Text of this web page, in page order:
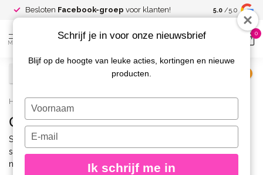
Besloten Facebook-groep voor klanten! Spaar voor
kortingen
5.0 /5.0
MENU
0
Home / Merken / Staleks Pro / Cuticle Nippers
Cuticle Nippers
Staleks Pro – Cuticle Nippers – professioneel afgewerkt,
superscherp en ontworpen voor precies en gecontroleerd
nagelriemknippen.
Schrijf je in voor onze nieuwsbrief
Blijf op de hoogte van leuke acties, kortingen en nieuwe
producten.
Typ
je
naam
Typ
je
e-
Ik schrijf me in